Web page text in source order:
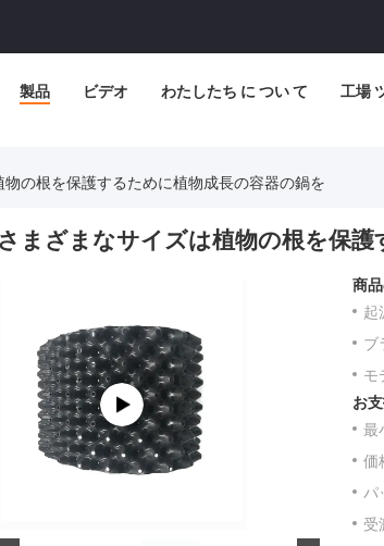
製品 ビデオ わたしたち に つい て 工場
の根を保護するために植物成長の容器の鍋を
さまざまなサイズは植物の根を保
商
起
ブ
モ
お
最
価
パ
受